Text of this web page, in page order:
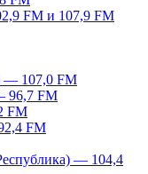
FM и 107,9 FM
— 107,0 FM
96,7 FM
FM
FM
— 104,4